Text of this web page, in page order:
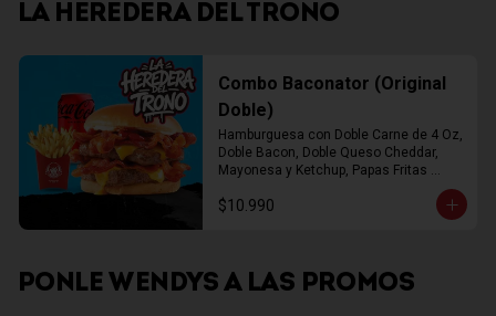
LA HEREDERA DEL TRONO
Combo Baconator (Original
Doble)
Hamburguesa con Doble Carne de 4 Oz,
Doble Bacon, Doble Queso Cheddar,
Mayonesa y Ketchup, Papas Fritas
$10.990
PONLE WENDYS A LAS PROMOS